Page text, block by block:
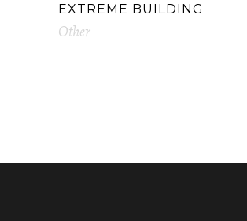
EXTREME BUILDING
Other